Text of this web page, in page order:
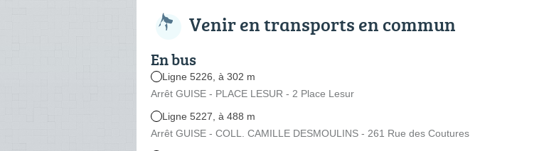
Venir en transports en commun
En bus
Ligne 5226, à 302 m
Arrêt GUISE - PLACE LESUR - 2 Place Lesur
Ligne 5227, à 488 m
Arrêt GUISE - COLL. CAMILLE DESMOULINS - 261 Rue des Coutures